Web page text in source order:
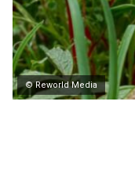
© Reworld Media